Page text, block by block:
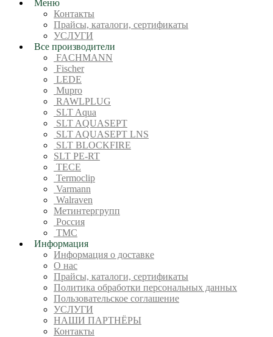
Меню
Контакты
Прайсы, каталоги, сертификаты
УСЛУГИ
Все производители
FACHMANN
Fischer
LEDE
Mupro
RAWLPLUG
SLT Aqua
SLT AQUASEPT
SLT AQUASEPT LNS
SLT BLOCKFIRE
SLT PE-RT
TECE
Termoclip
Varmann
Walraven
Метинтергрупп
Россия
ТМС
Информация
Информация о доставке
О нас
Прайсы, каталоги, сертификаты
Политика обработки персональных данных
Пользовательское соглашение
УСЛУГИ
НАШИ ПАРТНЁРЫ
Контакты